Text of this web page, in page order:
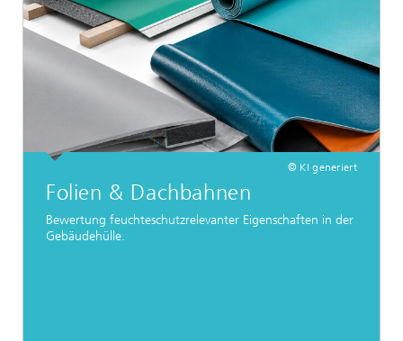
© KI generiert
Folien & Dachbahnen
Bewertung feuchteschutzrelevanter Eigenschaften in der
Gebäudehülle.